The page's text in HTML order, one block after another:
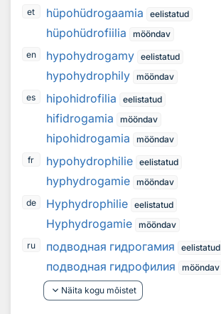
et
hüpohüdrogaamia eelistatud
hüpohüdrofiilia
mööndav
en
hypohydrogamy eelistatud
hypohydrophily mööndav
es
hipohidrofilia eelistatud
hifidrogamia mööndav
hipohidrogamia
mööndav
fr
hypohydrophilie eelistatud
hyphydrogamie mööndav
de
Hyphydrophilie eelistatud
Hyphydrogamie mööndav
ru
подводная гидрогамия eelistatud
подводная гидрофилия mööndav
keyboard_arrow_down Näita kogu mõistet